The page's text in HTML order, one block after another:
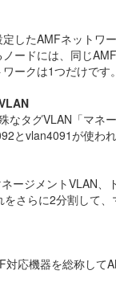
したAMFネットワ
ードには、同じ
ークは1つだけです
なタグVLAN「マネ
とvlan4091が使わ
ージメントVLAN
さらに2分割して
応機器を総称し